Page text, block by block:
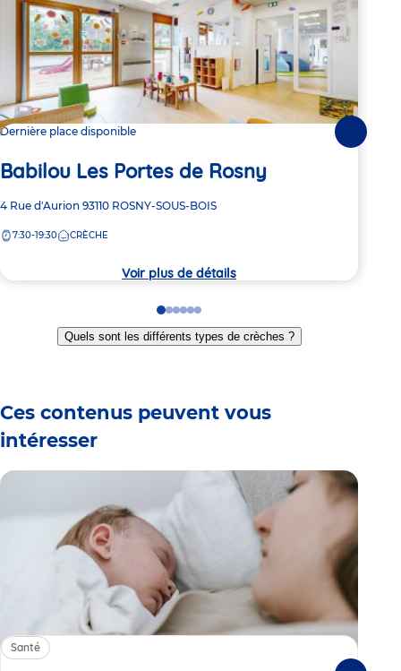
Dernière place disponible
Babilou Les Portes de Rosny
Adresse
la
4 Rue d'Aurion 93110 ROSNY-SOUS-BOIS
7:30-19:30 CRÈCHE
Voir plus de détails
Go
to
slide
Go
to
slide
Go
to
slide
Go
to
slide
Go
to
slide
Go
to
slide
Quels sont les différents types de crèches ?
Ces contenus peuvent vous
intéresser
Santé